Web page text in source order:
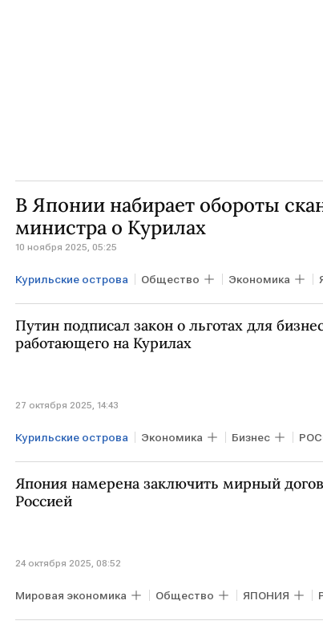
В Японии набирает обороты
министра о Курилах
10 ноября 2025, 05:25
Курильские острова Общество Экономика
МИД
Путин подписал закон о льготах для
работающего на Курилах
27 октября 2025, 14:43
Курильские острова Экономика Бизнес
Дальний Восток Владимир Путин
Япония намерена заключить мирный
Россией
24 октября 2025, 08:52
Мировая экономика Общество ЯПОНИЯ
Синдзо Абэ